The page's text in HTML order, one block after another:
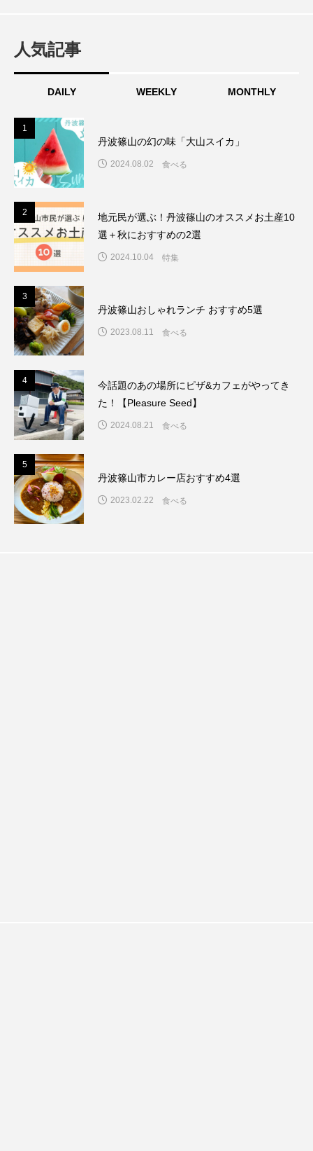
人気記事
DAILY WEEKLY MONTHLY
1
丹波篠山の幻の味「大山スイカ」
2024.08.02 食べる
2
地元民が選ぶ！丹波篠山のオススメお土産10
選＋秋におすすめの2選
2024.10.04 特集
3
丹波篠山おしゃれランチ おすすめ5選
2023.08.11 食べる
4
今話題のあの場所にピザ&カフェがやってき
た！【Pleasure Seed】
2024.08.21 食べる
5
丹波篠山市カレー店おすすめ4選
2023.02.22 食べる